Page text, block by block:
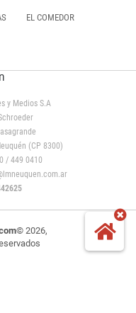
EL COMEDOR
y Medios S.A
(CP 8300)
/ 449 0410
© 2026,